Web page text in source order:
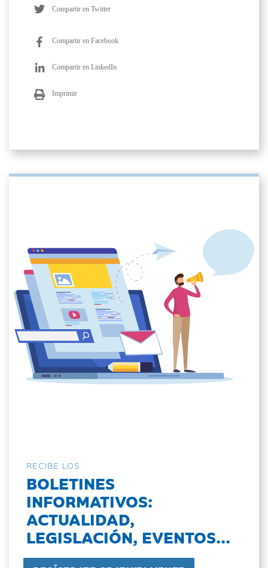
Compartir en Twitter
Compartir en Facebook
Compartir en LinkedIn
Imprimir
RECIBE LOS
BOLETINES
INFORMATIVOS:
ACTUALIDAD,
LEGISLACIÓN, EVENTOS...